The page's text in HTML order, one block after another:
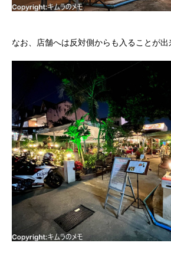
なお、店舗へは反対側からも入ることが出